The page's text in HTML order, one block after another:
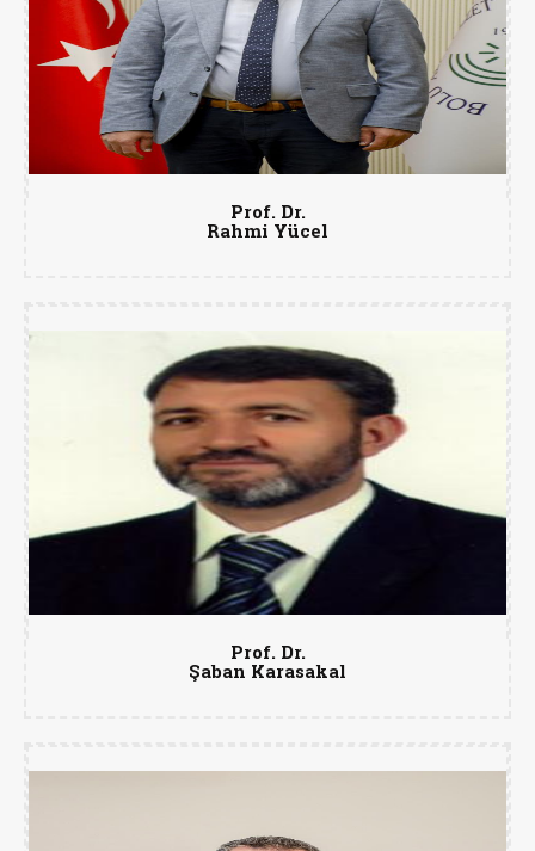
Prof. Dr.
Rahmi Yücel
Prof. Dr.
Şaban Karasakal